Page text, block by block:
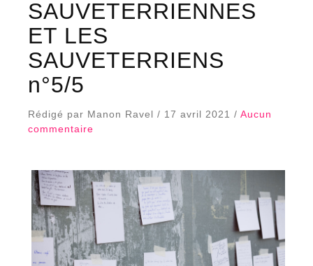
SAUVETERRIENNES
ET LES
SAUVETERRIENS
n°5/5
Rédigé par Manon Ravel / 17 avril 2021 / Aucun
commentaire